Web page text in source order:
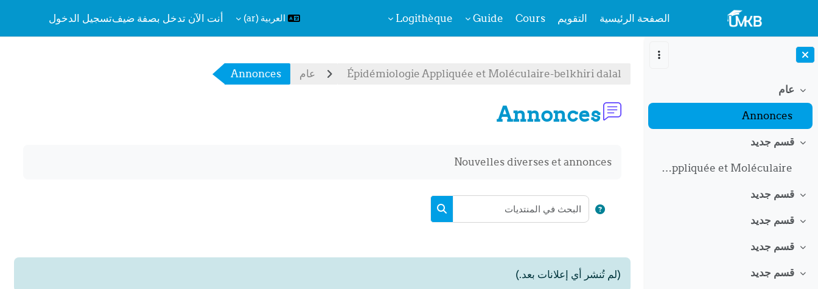
تخطى إلى المحتوى الرئيسي
الصفحة الرئيسية التقويم Cours
Guide
Logithèque العربية ‎(ar)‎ أنت الآن تدخل بصفة ضيفتسجيل الدخول
طيعام
Annonces
طيقسم جديد
Épidémiologie Appliquée et Moléculaire
طيقسم جديد
طيقسم جديد
طيقسم جديد
طيقسم جديد
Épidémiologie Appliquée et Moléculaire-belkhiri dalal عام Annonces
Annonces
Nouvelles diverses et annonces
البحث في المنتديات
البحث في المنتديات
(لم تُنشر أي إعلانات بعد.)